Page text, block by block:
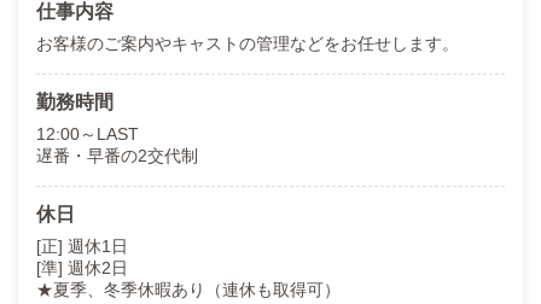
仕事内容
お客様のご案内やキャストの管理などをお任せします。
勤務時間
12:00～LAST
遅番・早番の2交代制
休日
[正] 週休1日
[準] 週休2日
★夏季、冬季休暇あり（連休も取得可）